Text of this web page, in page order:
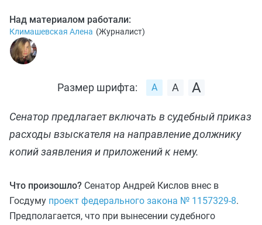
Над материалом работали:
Климашевская Алена (Журналист)
Размер шрифта:
Сенатор предлагает включать в судебный приказ
расходы взыскателя на направление должнику
копий заявления и приложений к нему.
Что произошло? Сенатор Андрей Кислов внес в
Госдуму проект федерального закона № 1157329-8.
Предполагается, что при вынесении судебного